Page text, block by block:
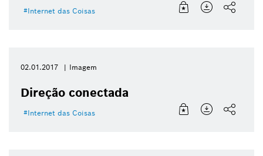
Internet das Coisas
02.01.2017 Imagem
Direção conectada
Internet das Coisas